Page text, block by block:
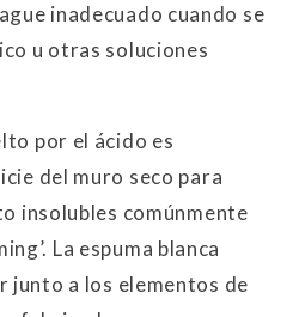
inadecuado cuando se
u otras soluciones
por el ácido es
del muro seco para
insolubles comúnmente
La espuma blanca
junto a los elementos de